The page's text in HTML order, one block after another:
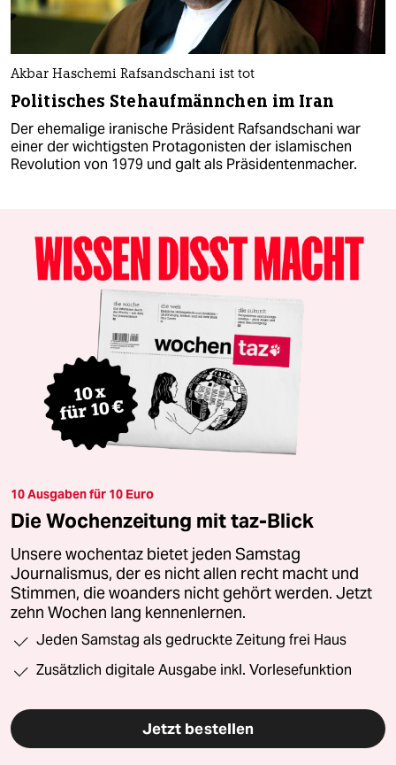
Akbar Haschemi Rafsandschani ist tot
Politisches Stehaufmännchen im Iran
Der ehemalige iranische Präsident Rafsandschani war
einer der wichtigsten Protagonisten der islamischen
Revolution von 1979 und galt als Präsidentenmacher.
10 Ausgaben für 10 Euro
Die Wochenzeitung mit taz-Blick
Unsere wochentaz bietet jeden Samstag
Journalismus, der es nicht allen recht macht und
Stimmen, die woanders nicht gehört werden. Jetzt
zehn Wochen lang kennenlernen.
Jeden Samstag als gedruckte Zeitung frei Haus
Zusätzlich digitale Ausgabe inkl. Vorlesefunktion
Jetzt bestellen